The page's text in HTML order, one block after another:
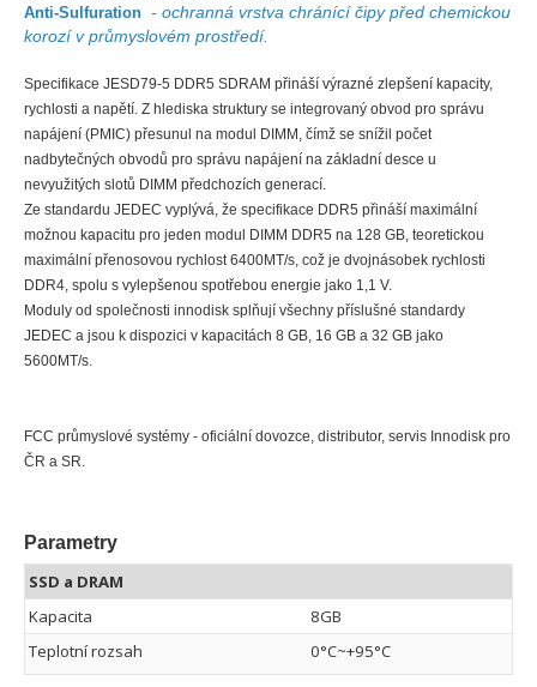
Anti-Sulfuration - ochranná vrstva chránící čipy před chemickou
korozí v průmyslovém prostředí.
Specifikace JESD79-5 DDR5 SDRAM přináší výrazné zlepšení kapacity,
rychlosti a napětí. Z hlediska struktury se integrovaný obvod pro správu
napájení (PMIC) přesunul na modul DIMM, čímž se snížil počet
nadbytečných obvodů pro správu napájení na základní desce u
nevyužitých slotů DIMM předchozích generací.
Ze standardu JEDEC vyplývá, že specifikace DDR5 přináší maximální
možnou kapacitu pro jeden modul DIMM DDR5 na 128 GB, teoretickou
maximální přenosovou rychlost 6400MT/s, což je dvojnásobek rychlosti
DDR4, spolu s vylepšenou spotřebou energie jako 1,1 V.
Moduly od společnosti innodisk splňují všechny příslušné standardy
JEDEC a jsou k dispozici v kapacitách 8 GB, 16 GB a 32 GB jako
5600MT/s.
FCC průmyslové systémy - oficiální dovozce, distributor, servis Innodisk pro
ČR a SR.
Parametry
SSD a DRAM
Kapacita
8GB
Teplotní rozsah
0°C~+95°C